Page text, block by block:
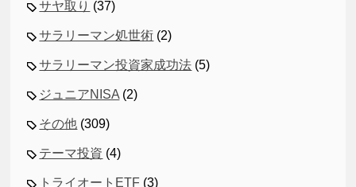
サヤ取り (37)
サラリーマン処世術 (2)
サラリーマン投資家成功法 (5)
ジュニアNISA (2)
その他 (309)
テーマ投資 (4)
トライオートETF (3)